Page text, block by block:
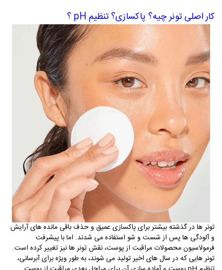
کار اصلی تونر چیه؟ پاکسازی؟ تنظیم pH ؟
تونر ها در گذشته بیشتر برای پاکسازی عمیق و حذف باقی مانده های آرایش
و آلودگی ها پس از شست و شو استفاده می شدند. اما با پیشرفت
فرمولاسیون محصولات مراقبت از پوست، نقش تونر ها نیز تغییر کرده است.
تونر هایی که در سال های اخیر تولید می شوند، به طور ویژه برای آبرسانی،